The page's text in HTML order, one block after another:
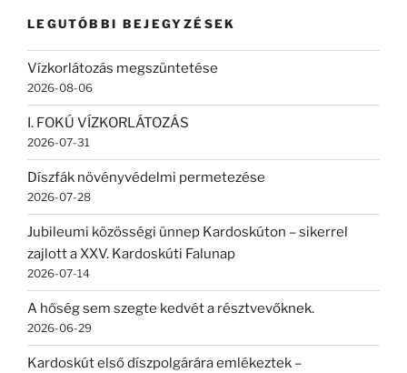
LEGUTÓBBI BEJEGYZÉSEK
Vízkorlátozás megszüntetése
2026-08-06
I. FOKÚ VÍZKORLÁTOZÁS
2026-07-31
Díszfák növényvédelmi permetezése
2026-07-28
Jubileumi közösségi ünnep Kardoskúton – sikerrel
zajlott a XXV. Kardoskúti Falunap
2026-07-14
A hőség sem szegte kedvét a résztvevőknek.
2026-06-29
Kardoskút első díszpolgárára emlékeztek –